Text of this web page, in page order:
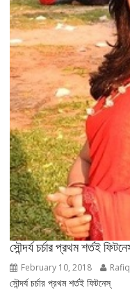
সৌন্দর্য চর্চার প্রথম শর্তই
February 10, 2018
সৌন্দর্য চর্চার প্রথম শর্তই